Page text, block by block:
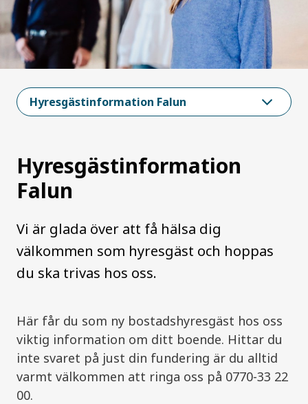
Hyresgästinformation Falun
Hyresgästinformation
Falun
Vi är glada över att få hälsa dig
välkommen som hyresgäst och hoppas
du ska trivas hos oss.
Här får du som ny bostadshyresgäst hos oss
viktig information om ditt boende. Hittar du
inte svaret på just din fundering är du alltid
varmt välkommen att ringa oss på 0770-33 22
00.